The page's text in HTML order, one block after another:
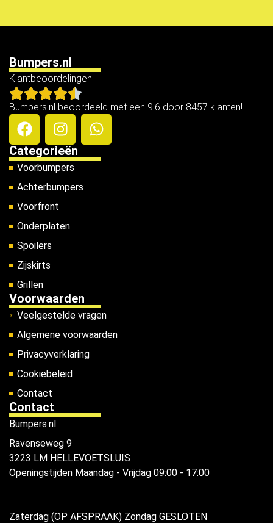
Bumpers.nl
Klantbeoordelingen
Bumpers.nl beoordeeld met een 9.6 door 8457 klanten!
Categorieën
Voorbumpers
Achterbumpers
Voorfront
Onderplaten
Spoilers
Zijskirts
Grillen
Voorwaarden
Veelgestelde vragen
Algemene voorwaarden
Privacyverklaring
Cookiebeleid
Contact
Contact
Bumpers.nl
Ravenseweg 9
3223 LM HELLEVOETSLUIS
Openingstijden Maandag - Vrijdag 09:00 - 17:00
Zaterdag (OP AFSPRAAK) Zondag GESLOTEN